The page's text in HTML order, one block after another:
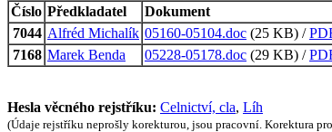
Číslo Předkladatel Dokument
7044 Alfréd Michalík 05160-05104.doc (25 KB) /
7168 Marek Benda 05228-05178.doc (29 KB) /
Hesla věcného rejstříku: Celnictví, cla, Líh
(Údaje rejstříku neprošly korekturou, jsou pracovní. Korektura